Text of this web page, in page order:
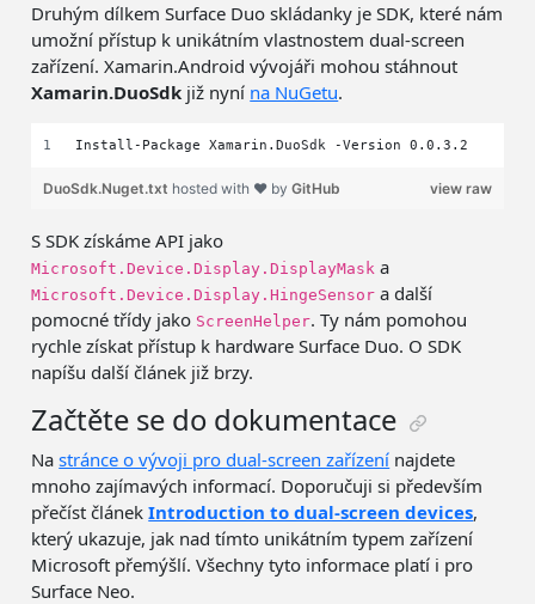
Druhým dílkem Surface Duo skládanky je SDK, které nám
umožní přístup k unikátním vlastnostem dual-screen
zařízení. Xamarin.Android vývojáři mohou stáhnout
Xamarin.DuoSdk již nyní na NuGetu.
Install-Package Xamarin.DuoSdk -Version 0.0.3.2
view raw
DuoSdk.Nuget.txt hosted with ❤ byGitHub
S SDK získáme API jako
Microsoft.Device.Display.DisplayMask a
Microsoft.Device.Display.HingeSensor a další
pomocné třídy jako ScreenHelper. Ty nám pomohou
rychle získat přístup k hardware Surface Duo. O SDK
napíšu další článek již brzy.
Začtěte se do dokumentace
Nastránce o vývoji pro dual-screen zařízení najdete
mnoho zajímavých informací. Doporučuji si především
přečíst článekIntroduction to dual-screen devices,
který ukazuje, jak nad tímto unikátním typem zařízení
Microsoft přemýšlí. Všechny tyto informace platí i pro
Surface Neo.